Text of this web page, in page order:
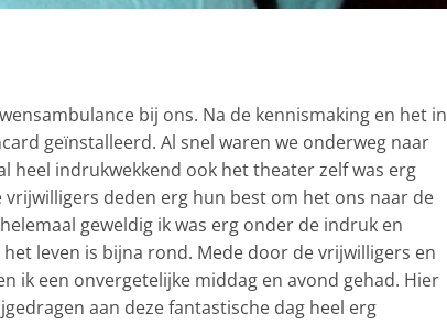
bij ons. Na de kennismaking en het in
geïnstalleerd. Al snel waren we onderweg naar
heel indrukwekkend ook het theater zelf was erg
deden erg hun best om het ons naar de
geweldig ik was erg onder de indruk en
leven is bijna rond. Mede door de vrijwilligers en
ik een onvergetelijke middag en avond gehad. Hier
aan deze fantastische dag heel erg